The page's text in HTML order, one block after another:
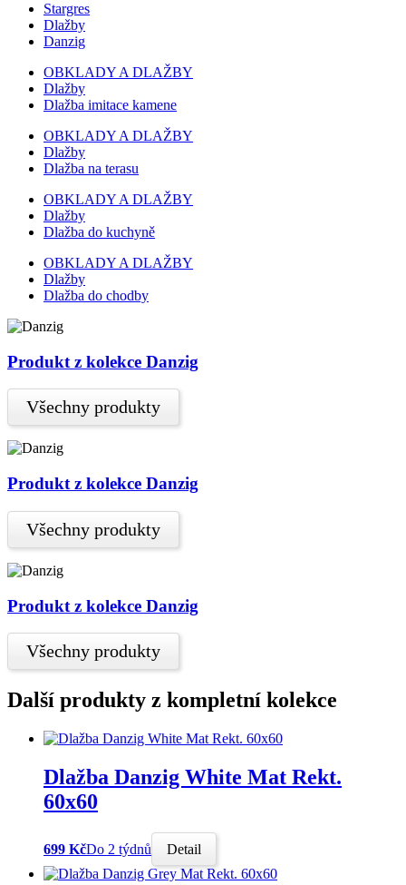
Stargres
Dlažby
Danzig
OBKLADY A DLAŽBY
Dlažby
Dlažba imitace kamene
OBKLADY A DLAŽBY
Dlažby
Dlažba na terasu
OBKLADY A DLAŽBY
Dlažby
Dlažba do kuchyně
OBKLADY A DLAŽBY
Dlažby
Dlažba do chodby
Produkt z kolekce Danzig
Všechny produkty
Produkt z kolekce Danzig
Všechny produkty
Produkt z kolekce Danzig
Všechny produkty
Další produkty z kompletní kolekce
Dlažba Danzig White Mat Rekt.
60x60
699 KčDo 2 týdnů Detail